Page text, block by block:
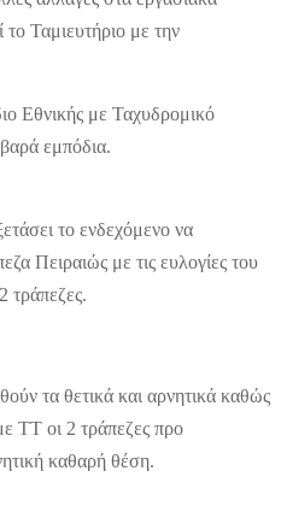
Ταμιευτήριο με την
Εθνικής με Ταχυδρομικό
εμπόδια.
το ενδεχόμενο να
Πειραιώς με τις ευλογίες του
τράπεζες.
τα θετικά και αρνητικά καθώς
ΤΤ οι 2 τράπεζες προ
καθαρή θέση.